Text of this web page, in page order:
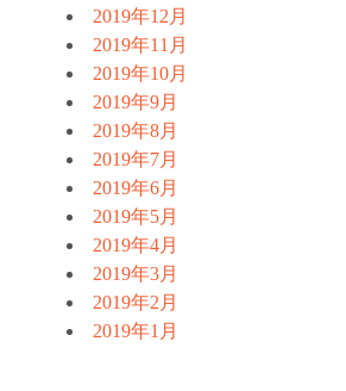
2019年12月
2019年11月
2019年10月
2019年9月
2019年8月
2019年7月
2019年6月
2019年5月
2019年4月
2019年3月
2019年2月
2019年1月